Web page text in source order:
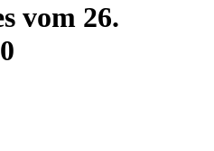
vom 26.